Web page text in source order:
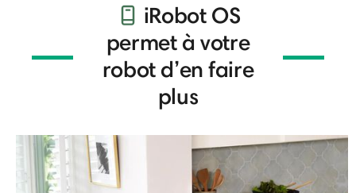
iRobot OS
permet à votre
robot d’en faire
plus